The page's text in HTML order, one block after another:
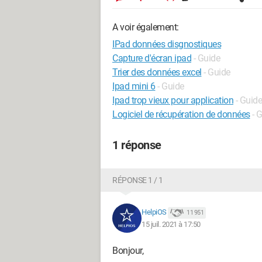
A voir également:
IPad données disgnostiques
Capture d'écran ipad - Guide
Trier des données excel - Guide
Ipad mini 6- Guide
Ipad trop vieux pour application - Guide
Logiciel de récupération de données-
1 réponse
RÉPONSE 1 / 1
HelpiOS 11 951
15 juil. 2021 à 17:50
Bonjour,